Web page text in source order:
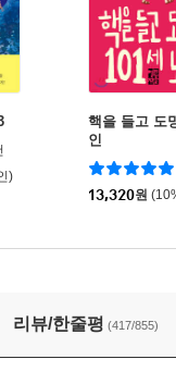
)
핵을 들고 도
인
13,320원
달랬어요
리뷰/한줄평 (417/855)